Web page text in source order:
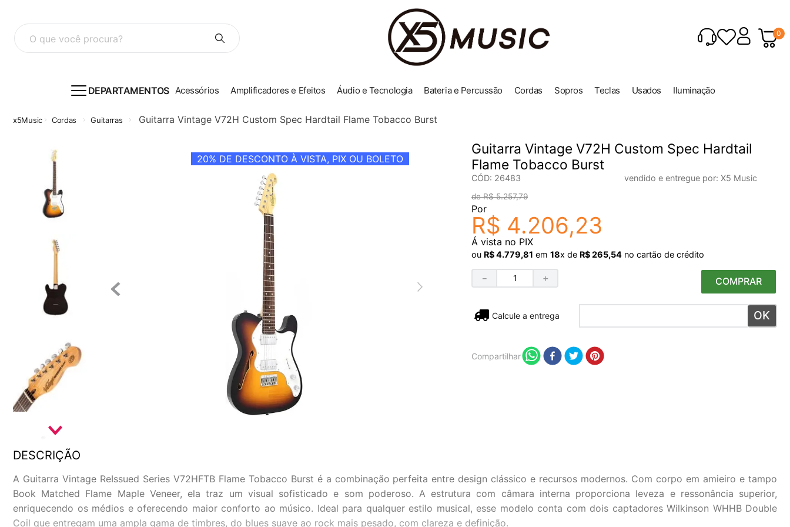
O que você procura? 0
DEPARTAMENTOS Acessórios Amplificadores e Efeitos Áudio e Tecnologia Bateria e Percussão Cordas Sopros Teclas Usados Iluminação
Cordas Guitarras Guitarra Vintage V72H Custom Spec Hardtail Flame Tobacco Burst
20% DE DESCONTO À VISTA, PIX OU BOLETO
Guitarra Vintage V72H Custom Spec Hardtail
Flame Tobacco Burst
CÓD: 26483 vendido e entregue por: X5 Music
R$ 5.257,79
Por
R$ 4.206,23
Á vista no PIX
ou R$4.779,81 em 18x de R$265,54 no cartão de crédito
＋
－ COMPRAR
Não sei meu CEP
Compartilhar
DESCRIÇÃO
A Guitarra Vintage ReIssued Series V72HFTB Flame Tobacco Burst é a combinação perfeita entre design clássico e recursos modernos. Com corpo em amieiro e tampo
Book Matched Flame Maple Veneer, ela traz um visual sofisticado e som poderoso. A estrutura com câmara interna proporciona leveza e ressonância superior,
enriquecendo os médios e oferecendo maior conforto ao músico. Ideal para qualquer estilo musical, esse modelo conta com dois captadores Wilkinson WHHB Double
Coil que entregam uma ampla gama de timbres, do blues suave ao rock mais pesado, com clareza e definição.